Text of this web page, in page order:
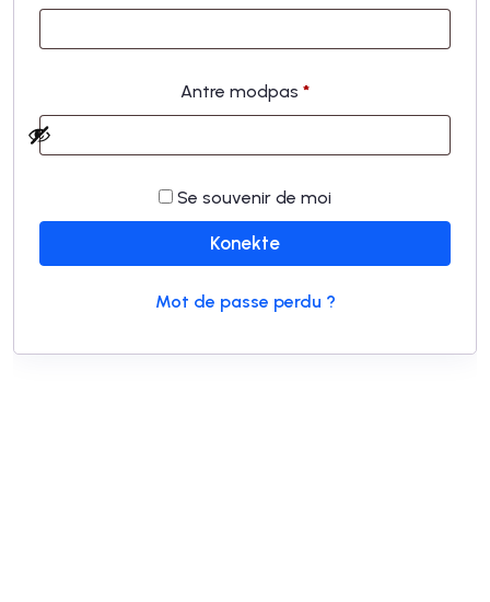
Antre modpas *Obligatoire
Se souvenir de moi
Konekte
Mot de passe perdu ?